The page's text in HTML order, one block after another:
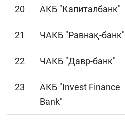
20 АКБ "Капиталбанк"
21 ЧАКБ "Равнақ-банк"
22 ЧАКБ "Давр-банк"
23
АКБ "Invest Finance
Bank"